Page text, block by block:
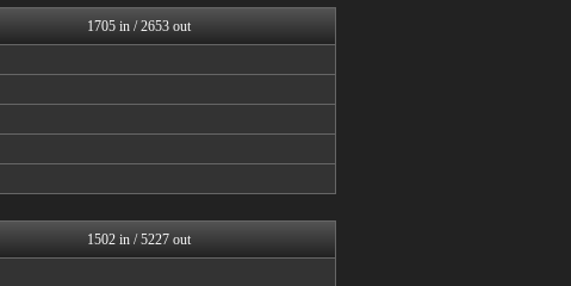
異世界転生まとめ速報
おたくみくす 声優まとめ
ヒーローNEWS
げーあにびより｜ゲームやア...
fig速
ニュー速VIPブログ(`･...
ぴこ速(〃'∇'〃)？
1705 in / 2653 out
1502 in / 5227 out